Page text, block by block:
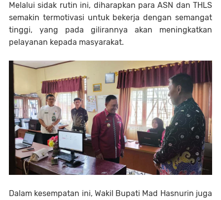
Melalui sidak rutin ini, diharapkan para ASN dan THLS
semakin termotivasi untuk bekerja dengan semangat
tinggi, yang pada gilirannya akan meningkatkan
pelayanan kepada masyarakat.
Dalam kesempatan ini, Wakil Bupati Mad Hasnurin juga